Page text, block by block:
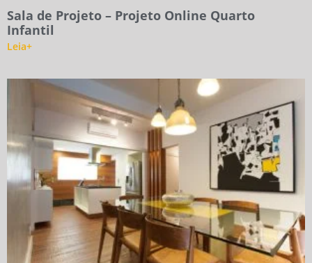
Sala de Projeto – Projeto Online Quarto
Infantil
Leia+